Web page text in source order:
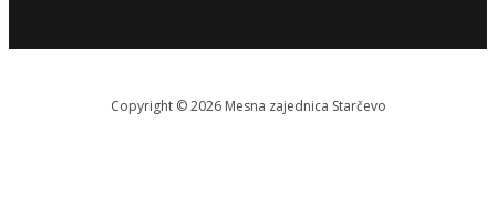
Copyright © 2026 Меsna zajednica Starčevo